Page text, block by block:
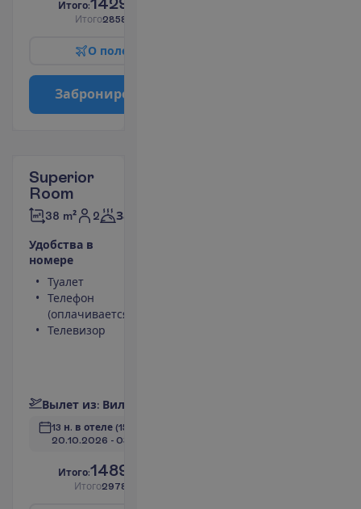
Итого:
Итого2858.00
О поле
Заброниро
Superior
Room
38 m² 2 Завтраки
Удобства в
номере
Туалет
Телефон
(оплачивается)
Телевизор
Вылет из: Вил
13 н. в отеле (15 н. всего)
20.10.2026 - 03.11.2026
Итого:1489.00
Итого2978.00